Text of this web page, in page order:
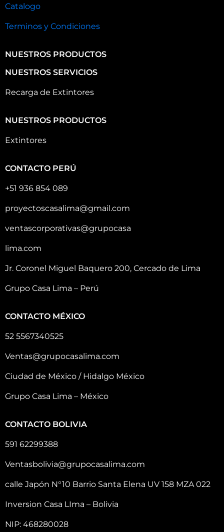
Catalogo
Terminos y Condiciones
NUESTROS PRODUCTOS
NUESTROS SERVICIOS
Recarga de Extintores
NUESTROS PRODUCTOS
Extintores
CONTACTO PERÚ
+51 936 854 089
proyectoscasalima@gmail.com
ventascorporativas@grupocasa
lima.com
Jr. Coronel Miguel Baquero 200, Cercado de Lima
Grupo Casa Lima – Perú
CONTACTO MÉXICO
52 5567340525
Ventas@grupocasalima.com
Ciudad de México / Hidalgo México
Grupo Casa Lima – México
CONTACTO BOLIVIA
591 62299388
Ventasbolivia@grupocasalima.com
calle Japón N°10 Barrio Santa Elena UV 158 MZA 022
Inversion Casa LIma – Bolivia
NIP: 468280028